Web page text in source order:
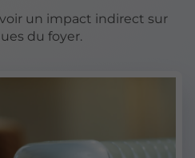
un impact indirect sur
du foyer.